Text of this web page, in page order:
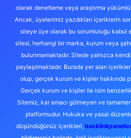
olarak denetleme veya araştırma
Ancak, üyelerimiz yazdıkları içeriklerin
siteye üye olarak bu sorumluluğu kabul
sitesi, herhangi bir marka, kurum veya
bulunmamaktadır. Sitede yalnızca kendi
paylaşılmaktadır. Burada yer alan
olup, gerçek kurum ve kişiler hakkında
Gerçek kurum ve kişiler ile isim
Sitemiz, kar amacı gütmeyen ve
platformudur. Hukuka ve yasal
düşündüğünüz içerikleri,